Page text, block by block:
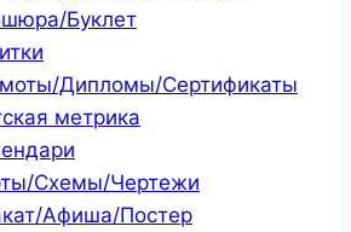
Буклет
Дипломы/Сертификаты
метрика
Схемы/Чертежи
Афиша/Постер